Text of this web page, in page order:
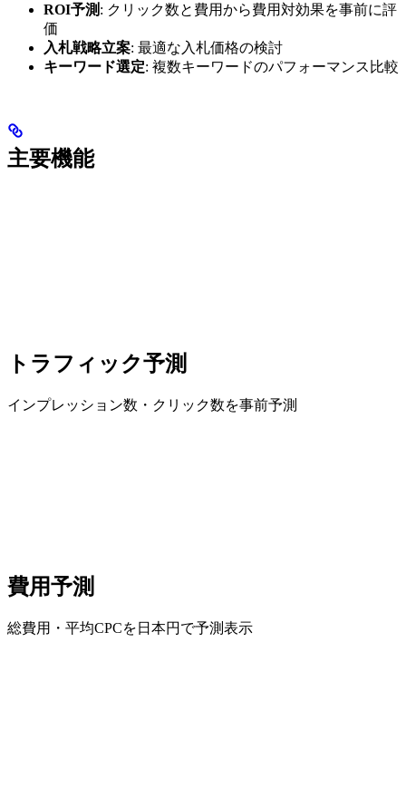
ROI予測 : クリック数と費用から費用対効果を事前に評
価
入札戦略立案: 最適な入札価格の検討
キーワード選定: 複数キーワードのパフォーマンス比較
主要機能
トラフィック予測
インプレッション数・クリック数を事前予測
費用予測
総費用・平均CPCを日本円で予測表示